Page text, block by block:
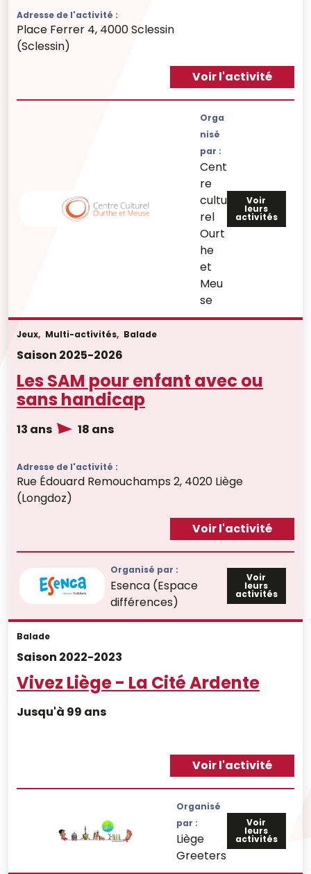
Orga
nisé
par :
Cent
re
cultu
rel
Ourt
he
et
Meu
se
Voir
leurs
activités
Adresse de l'activité :
Place Ferrer 4, 4000 Sclessin
(Sclessin)
Voir l'activité
Organisé par :
Esenca (Espace
différences)
Voir
leurs
activités
Jeux, Multi-activités, Balade
Saison 2025-2026
Les SAM pour enfant avec ou
sans handicap
13 ans 18 ans
Adresse de l'activité :
Rue Édouard Remouchamps 2, 4020 Liège
(Longdoz)
Voir l'activité
Organisé
par :
Liège
Greeters
Voir
leurs
activités
Balade
Saison 2022-2023
Vivez Liège - La Cité Ardente
Jusqu'à 99 ans
Voir l'activité